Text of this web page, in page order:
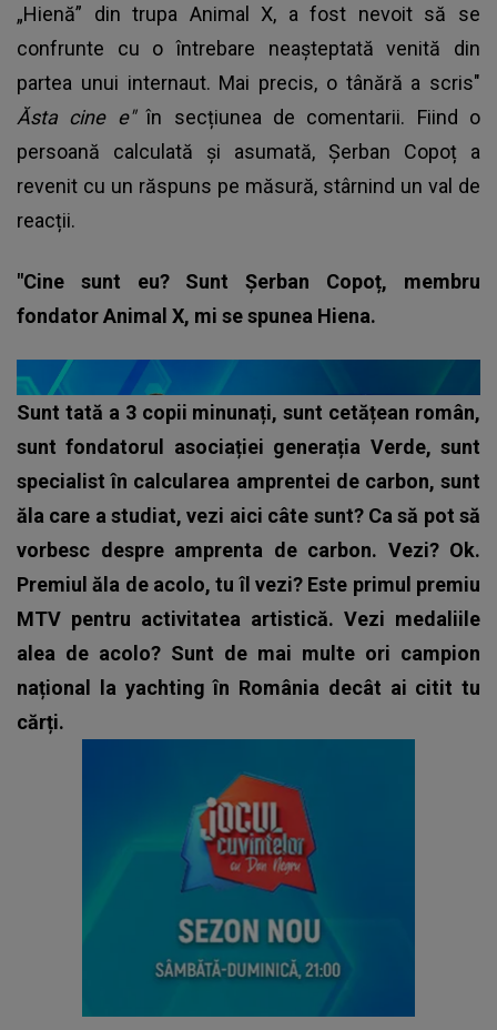
„Hienă” din trupa Animal X, a fost nevoit să se
confrunte cu o întrebare neașteptată venită din
partea unui internaut. Mai precis, o tânără a scris"
Ăsta cine e"în secțiunea de comentarii. Fiind o
persoană calculată și asumată, Șerban Copoț a
revenit cu un răspuns pe măsură, stârnind un val de
reacții.
"Cine sunt eu? Sunt Șerban Copoț, membru
fondator Animal X, mi se spunea Hiena.
Sunt tată a 3 copii minunați, sunt cetățean român,
sunt fondatorul asociației generația Verde, sunt
specialist în calcularea amprentei de carbon, sunt
ăla care a studiat, vezi aici câte sunt? Ca să pot să
vorbesc despre amprenta de carbon. Vezi? Ok.
Premiul ăla de acolo, tu îl vezi? Este primul premiu
MTV pentru activitatea artistică. Vezi medaliile
alea de acolo? Sunt de mai multe ori campion
național la yachting în România decât ai citit tu
cărți.